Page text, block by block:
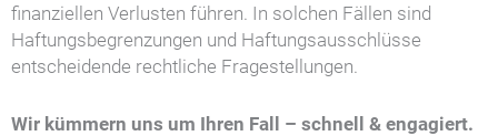
finanziellen Verlusten führen. In solchen Fällen sind
Haftungsbegrenzungen und Haftungsausschlüsse
entscheidende rechtliche Fragestellungen.
Wir kümmern uns um Ihren Fall – schnell & engagiert.